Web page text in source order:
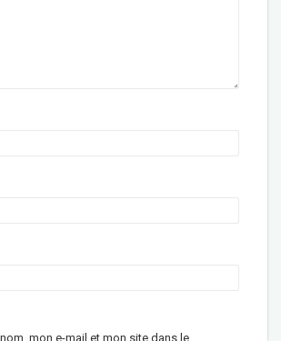
mon e-mail et mon site dans le